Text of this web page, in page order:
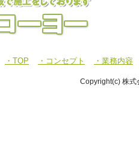
・TOP ・コンセプト ・業務内容
Copyright(c) 株式